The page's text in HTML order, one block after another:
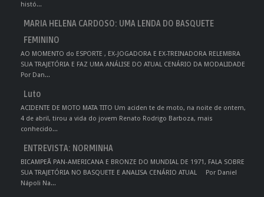
histó...
MARIA HELENA CARDOSO: UMA LENDA DO BASQUETE
FEMININO
AO MOMENTO do ESPORTE , EX-JOGADORA E EX-TREINADORA RELEMBRA
SUA TRAJETÓRIA E FAZ UMA ANÁLISE DO ATUAL CENÁRIO DA MODALIDADE
Por Dan...
Luto
ACIDENTE DE MOTO MATA TITO Um aciden te de moto, na noite de ontem,
4 de abril, tirou a vida do jovem Renato Rodrigo Barboza, mais
conhecido...
ENTREVISTA: NORMINHA
BICAMPEÃ PAN-AMERICANA E BRONZE DO MUNDIAL DE 1971, FALA SOBRE
SUA TRAJETÓRIA NO BASQUETE E ANALISA CENÁRIO ATUAL Por Daniel
Nápoli Na...